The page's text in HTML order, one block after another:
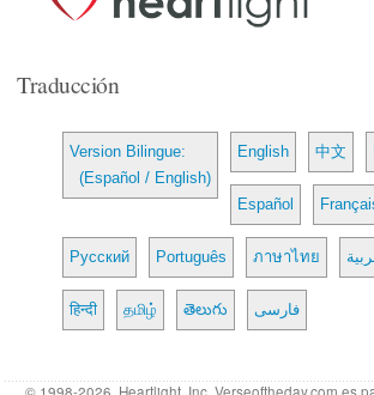
Traducción
Version Bilingue:
(Español / English)
English 中文
Español
Русский Português ภาษาไทย
हिन्दी தமிழ் తెలుగు فارسی